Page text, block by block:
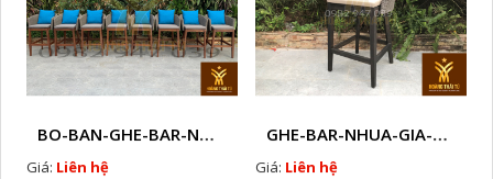
BO-BAN-GHE-BAR-NHUA-GIA-MAY-SAN-VUON-EW3
Giá: Liên hệ
GHE-BAR-NHUA-GIA-MAY-NGOAI-TROI-N7
Giá: Liên hệ